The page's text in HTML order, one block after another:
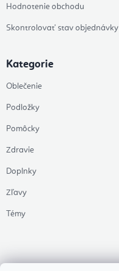
Hodnotenie obchodu
Skontrolovať stav objednávky
Kategorie
Oblečenie
Podložky
Pomôcky
Zdravie
Doplnky
Zľavy
Témy